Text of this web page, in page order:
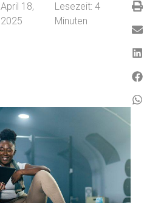
April 18,
2025
Lesezeit: 4
Minuten